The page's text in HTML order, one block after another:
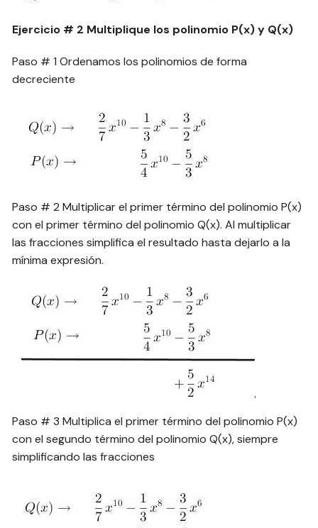
Ejercicio # 2 Multiplique los polinomio P(x) y Q(x)
Paso # 1 Ordenamos los polinomios de forma
decreciente
Paso # 2 Multiplicar el primer término del polinomio P(x)
con el primer término del polinomio Q(x). Al multiplicar
las fracciones simplifica el resultado hasta dejarlo a la
mínima expresión.
Paso # 3 Multiplica el primer término del polinomio P(x)
con el segundo término del polinomio Q(x), siempre
simplificando las fracciones